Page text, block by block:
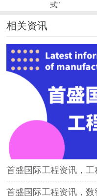
式"
相关资讯
首盛国际工程资讯，工程设计行业
首盛国际工程资讯，数智化与绿色